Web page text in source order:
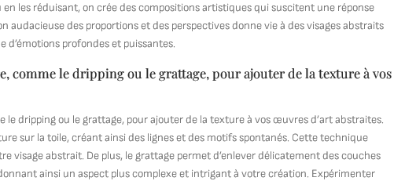
les réduisant, on crée des compositions artistiques qui suscitent une réponse
des proportions et des perspectives donne vie à des visages abstraits
profondes et puissantes.
comme le dripping ou le grattage, pour ajouter de la texture à vos
dripping ou le grattage, pour ajouter de la texture à vos œuvres d’art abstraites.
sur la toile, créant ainsi des lignes et des motifs spontanés. Cette technique
visage abstrait. De plus, le grattage permet d’enlever délicatement des couches
ainsi un aspect plus complexe et intrigant à votre création. Expérimenter